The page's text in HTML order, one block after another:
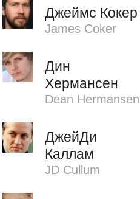
Джеймс Кокер
James Coker
Дин
Хермансен
Dean Hermansen
ДжейДи
Каллам
JD Cullum